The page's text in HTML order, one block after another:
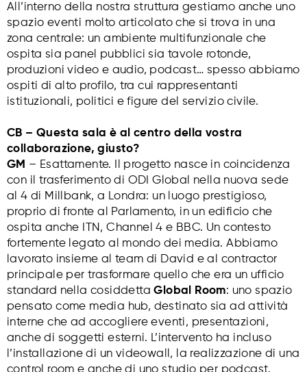
All’interno della nostra struttura gestiamo anche uno
spazio eventi molto articolato che si trova in una
zona centrale: un ambiente multifunzionale che
ospita sia panel pubblici sia tavole rotonde,
produzioni video e audio, podcast… spesso abbiamo
ospiti di alto profilo, tra cui rappresentanti
istituzionali, politici e figure del servizio civile.
CB – Questa sala è al centro della vostra
collaborazione, giusto?
GM – Esattamente. Il progetto nasce in coincidenza
con il trasferimento di ODI Global nella nuova sede
al 4 di Millbank, a Londra: un luogo prestigioso,
proprio di fronte al Parlamento, in un edificio che
ospita anche ITN, Channel 4 e BBC. Un contesto
fortemente legato al mondo dei media. Abbiamo
lavorato insieme al team di David e al contractor
principale per trasformare quello che era un ufficio
standard nella cosiddettaGlobal Room: uno spazio
pensato come media hub, destinato sia ad attività
interne che ad accogliere eventi, presentazioni,
anche di soggetti esterni. L’intervento ha incluso
l’installazione di un videowall, la realizzazione di una
control room e anche di uno studio per podcast.